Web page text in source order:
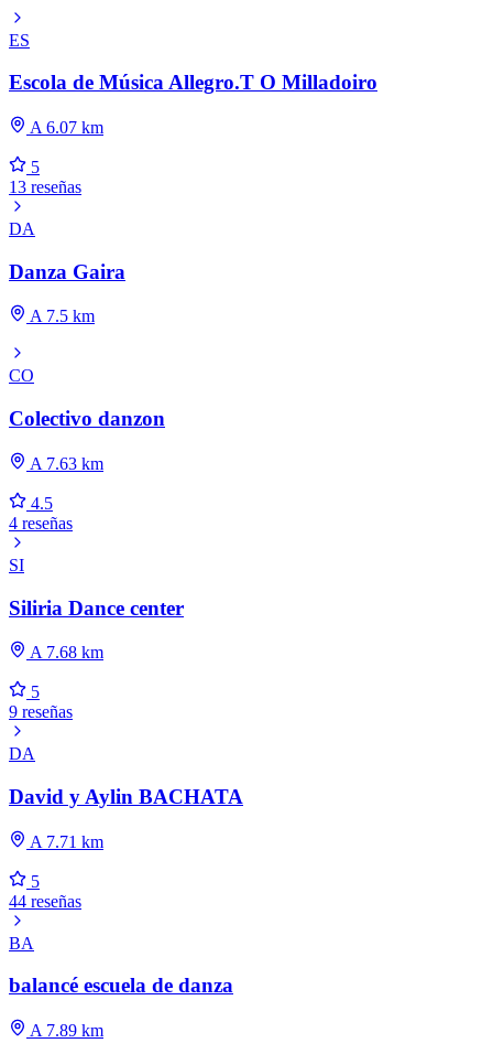
ES
Escola de Música Allegro.T O Milladoiro
A 6.07 km
5
13 reseñas
DA
Danza Gaira
A 7.5 km
CO
Colectivo danzon
A 7.63 km
4.5
4 reseñas
SI
Siliria Dance center
A 7.68 km
5
9 reseñas
DA
David y Aylin BACHATA
A 7.71 km
5
44 reseñas
BA
balancé escuela de danza
A 7.89 km